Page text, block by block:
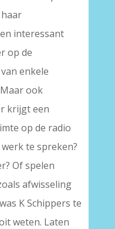
interessant
op de
enkele
ook
krijgt een
op de radio
te spreken?
Of spelen
afwisseling
K Schippers te
weten. Laten